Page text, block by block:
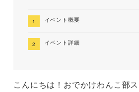
イベント概要
イベント詳細
こんにちは！おでかけわんこ部